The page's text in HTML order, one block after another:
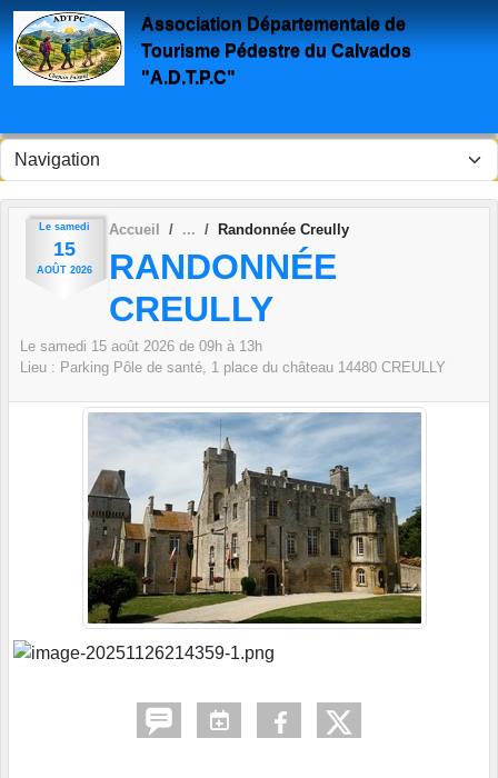
Association Départementale de
Tourisme Pédestre du Calvados
"A.D.T.P.C"
Le samedi
15
AOÛT 2026
Accueil Randonnée Creully
RANDONNÉE
CREULLY
Le samedi 15 août 2026 de 09h à 13h
Lieu : Parking Pôle de santé, 1 place du château 14480 CREULLY
Panneau de gestion des cookies